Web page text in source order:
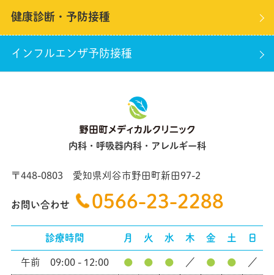
健康診断・予防接種
インフルエンザ予防接種
内科・呼吸器内科・アレルギー科
〒448-0803 愛知県刈谷市野田町新田97-2
お問い合わせ 0566-23-2288
診療時間 月 火 水 木 金 土 日
午前 09:00 - 12:00 ● ● ● ／ ● ● ／